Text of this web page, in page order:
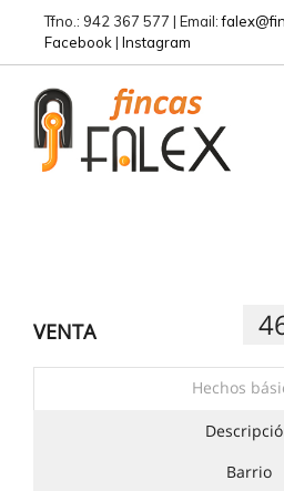
Saltar
contenido
Tfno.: 942 367 577 | Email:
Facebook | Instagram
VENTA
Hechos
Barrio